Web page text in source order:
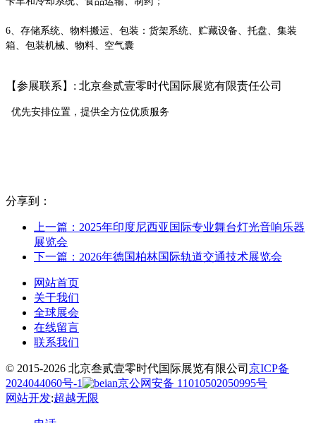
6、存储系统、物料搬运、包装：货架系统、贮藏设备、托盘、集装
箱、包装机械、物料、空气囊
【参展联系】: 北京叁贰壹零时代国际展览有限责任公司
优先安排位置，提供全方位优质服务
分享到：
上一篇：2025年印度尼西亚国际专业舞台灯光音响乐器
展览会
下一篇：2026年德国柏林国际轨道交通技术展览会
网站首页
关于我们
全球展会
在线留言
联系我们
© 2015-2026 北京叁贰壹零时代国际展览有限公司 京ICP备
2024044060号-1
京公网安备 11010502050995号
网站开发:超越无限